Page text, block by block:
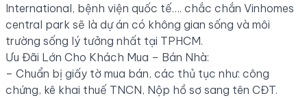
International, bệnh viện quốc tế…. chắc chắn Vinhomes
central park sẽ là dự án có không gian sống và môi
trường sống lý tưởng nhất tại TPHCM.
Ưu Đãi Lớn Cho Khách Mua – Bán Nhà:
– Chuẩn bị giấy tờ mua bán, các thủ tục như: công
chứng, kê khai thuế TNCN, Nộp hồ sơ sang tên CĐT.